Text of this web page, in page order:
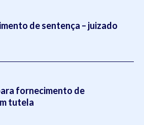
de sentença – juizado
fornecimento de
tutela